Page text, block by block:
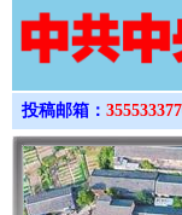
投稿邮箱：